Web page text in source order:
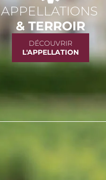
APPELLATIONS
& TERROIR
DÉCOUVRIR
L'APPELLATION